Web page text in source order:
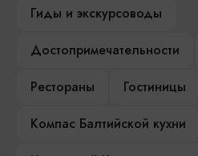
Гиды и экскурсоводы
Достопримечательности
Рестораны
Гостиницы
Компас Балтийской кухни